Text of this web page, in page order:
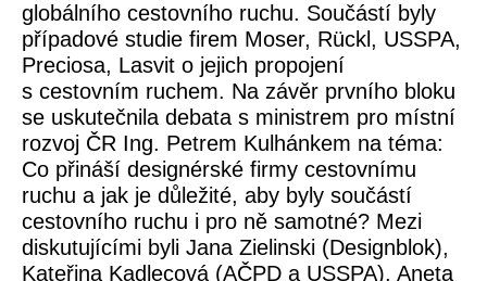
globálního cestovního ruchu. Součástí byly
případové studie firem Moser, Rückl, USSPA,
Preciosa, Lasvit o jejich propojení
s cestovním ruchem. Na závěr prvního bloku
se uskutečnila debata s ministrem pro místní
rozvoj ČR Ing. Petrem Kulhánkem na téma:
Co přináší designérské firmy cestovnímu
ruchu a jak je důležité, aby byly součástí
cestovního ruchu i pro ně samotné? Mezi
diskutujícími byli Jana Zielinski (Designblok),
Kateřina Kadlecová (AČPD a USSPA), Aneta